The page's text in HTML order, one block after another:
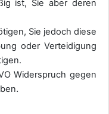
ist, Sie aber deren
Sie jedoch diese
oder Verteidigung
Widerspruch gegen
.